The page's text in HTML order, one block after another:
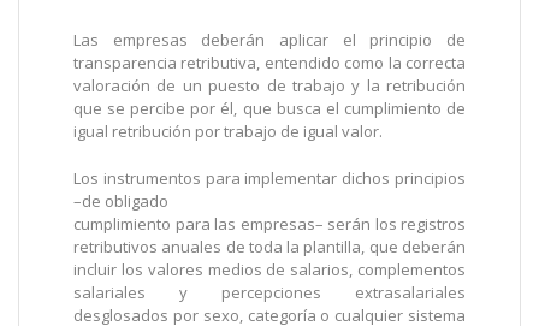
Las empresas deberán aplicar el principio de
transparencia retributiva, entendido como la correcta
valoración de un puesto de trabajo y la retribución
que se percibe por él, que busca el cumplimiento de
igual retribución por trabajo de igual valor.
Los instrumentos para implementar dichos principios
–de obligado
cumplimiento para las empresas– serán los registros
retributivos anuales de toda la plantilla, que deberán
incluir los valores medios de salarios, complementos
salariales y percepciones extrasalariales
desglosados por sexo, categoría o cualquier sistema